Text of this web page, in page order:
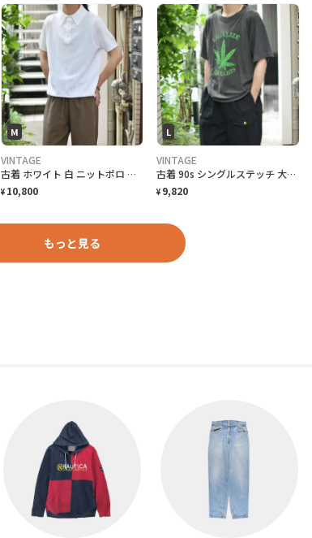
M
VINTAGE
古着 ホワイト 白 ニットポロ ポロシャツ 半袖ポロシャツ プルオーバー
¥ 10,800
L
VINTAGE
古着 90s シングルステッチ 大麻合法化運動 プリントTシャツ フェード
¥ 9,820
もっと見る